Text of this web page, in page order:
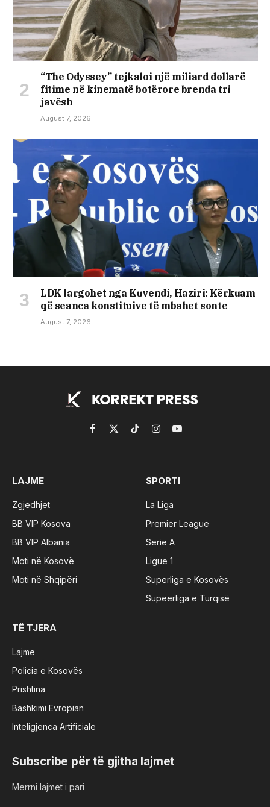
“The Odyssey” tejkaloi një miliard dollarë
fitime në kinematë botërore brenda tri
javësh
August 7, 2026
LDK largohet nga Kuvendi, Haziri: Kërkuam
që seanca konstituive të mbahet sonte
August 7, 2026
Facebook
X
TikTokInstagramYouTube
LAJME
Zgjedhjet
BB VIP Kosova
BB VIP Albania
Moti në Kosovë
Moti në Shqipëri
SPORTI
La Liga
Premier League
Serie A
Ligue 1
Superliga e Kosovës
Supeerliga e Turqisë
TË TJERA
Lajme
Policia e Kosovës
Prishtina
Bashkimi Evropian
Inteligjenca Artificiale
Subscribe për të gjitha lajmet
Merrni lajmet i pari